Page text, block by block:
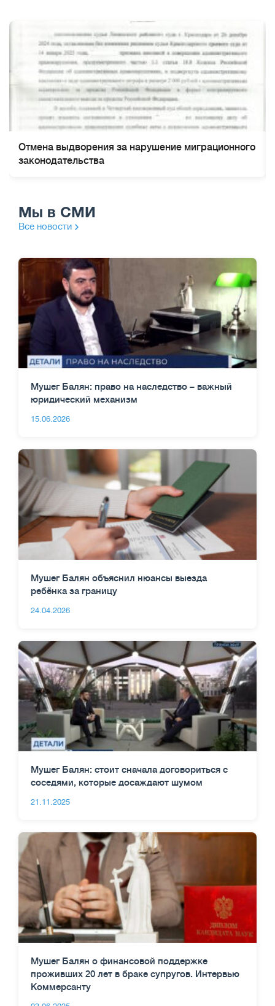
Отмена выдворения за нарушение миграционного
законодательства
Мы в СМИ
Все новости
Мушег Балян: право на наследство – важный
юридический механизм
15.06.2026
Мушег Балян объяснил нюансы выезда
ребёнка за границу
24.04.2026
Мушег Балян: стоит сначала договориться с
соседями, которые досаждают шумом
21.11.2025
Мушег Балян о финансовой поддержке
проживших 20 лет в браке супругов. Интервью
Коммерсанту